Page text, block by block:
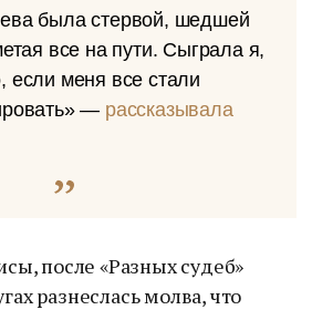
была стервой, шедшей
все на пути. Сыграла я,
если меня все стали
— рассказывала
после «Разных судеб»
разнеслась молва, что